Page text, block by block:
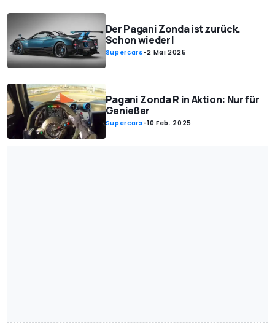
Der Pagani Zonda ist zurück.
Schon wieder!
Supercars-2 Mai 2025
Pagani Zonda R in Aktion: Nur für
Genießer
Supercars-10 Feb. 2025